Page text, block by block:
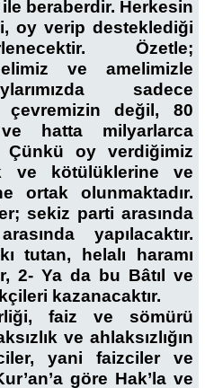
beraberdir. Herkesin
oy verip desteklediği
Özetle;
ve amelimizle
sadece
çevremizin değil, 80
hatta milyarlarca
Çünkü oy verdiğimiz
ve kötülüklerine ve
ortak olunmaktadır.
sekiz parti arasında
yapılacaktır.
tutan, helalı haramı
2- Ya da bu Bâtıl ve
kazanacaktır.
faiz ve sömürü
ve ahlaksızlığın
yani faizciler ve
göre Hak’la ve